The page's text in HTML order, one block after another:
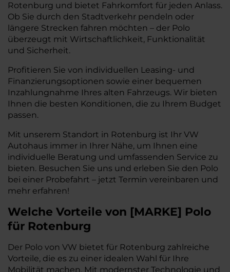
Rotenburg und bietet Fahrkomfort für jeden Anlass.
Ob Sie durch den Stadtverkehr pendeln oder
längere Strecken fahren möchten – der Polo
überzeugt mit Wirtschaftlichkeit, Funktionalität
und Sicherheit.
Profitieren Sie von individuellen Leasing- und
Finanzierungsoptionen sowie einer bequemen
Inzahlungnahme Ihres alten Fahrzeugs. Wir bieten
Ihnen die besten Konditionen, die zu Ihrem Budget
passen.
Mit unserem Standort in Rotenburg ist Ihr VW
Autohaus immer in Ihrer Nähe, um Ihnen eine
individuelle Beratung und umfassenden Service zu
bieten. Besuchen Sie uns und erleben Sie den Polo
bei einer Probefahrt – jetzt Termin vereinbaren und
mehr erfahren!
Welche Vorteile von [MARKE] Polo
für Rotenburg
Der Polo von VW bietet für Rotenburg zahlreiche
Vorteile, die es zu einer idealen Wahl für Ihre
Mobilität machen. Mit modernster Technologie und